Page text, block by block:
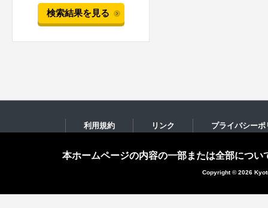
検索結果を見る
利用規約 リンク プライバシーポ
本ホームページの内容の一部または全部につ
Copyright © 2026